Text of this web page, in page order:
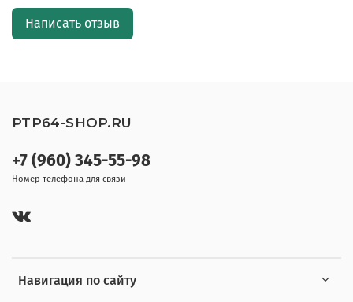
Написать отзыв
Навигация по сайту
+7 (960) 345-55-98
Номер телефона для связи
PTP64-SHOP.RU